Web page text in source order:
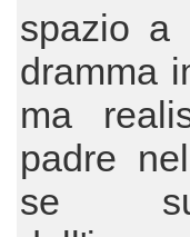
spazio a
dramma
ma
padre
se